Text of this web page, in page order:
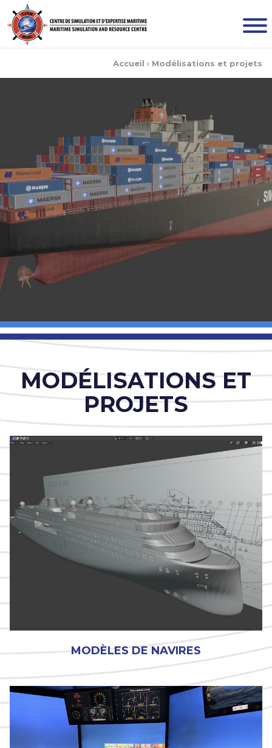
Accueil » Modélisations et projets
MODÉLISATIONS ET
PROJETS
MODÈLES DE NAVIRES